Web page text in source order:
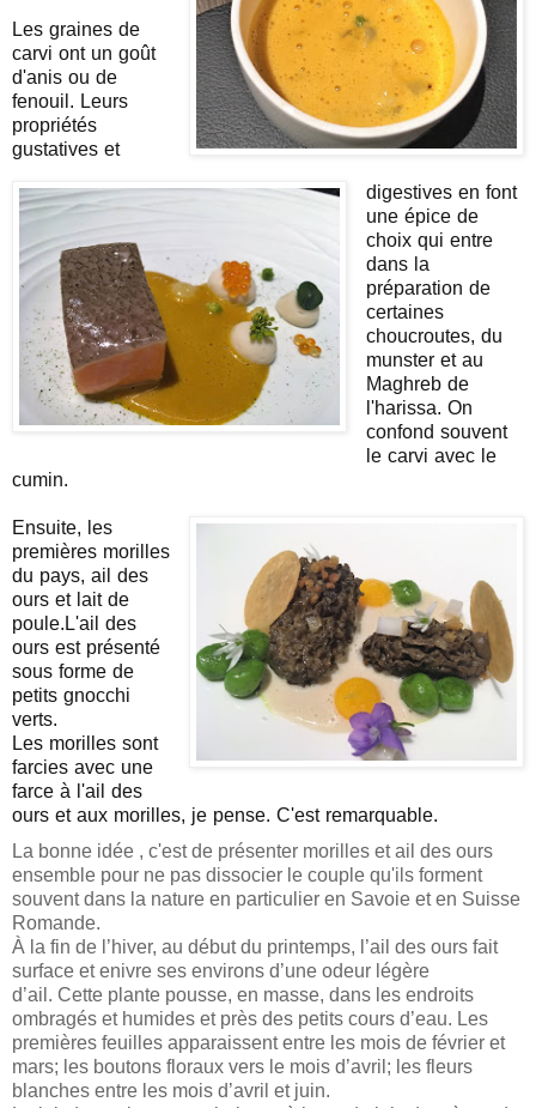
Les graines de
carvi ont un goût
d'anis ou de
fenouil. Leurs
propriétés
gustatives et
digestives en font
une épice de
choix qui entre
dans la
préparation de
certaines
choucroutes, du
munster et au
Maghreb de
l'harissa. On
confond souvent
le carvi avec le
cumin.
Ensuite, les
premières morilles
du pays, ail des
ours et lait de
poule.L'ail des
ours est présenté
sous forme de
petits gnocchi
verts.
Les morilles sont
farcies avec une
farce à l'ail des
ours et aux morilles, je pense. C'est remarquable.
La bonne idée , c'est de présenter morilles et ail des ours
ensemble pour ne pas dissocier le couple qu'ils forment
souvent dans la nature en particulier en Savoie et en Suisse
Romande.
À la fin de l’hiver, au début du printemps, l’ail des ours fait
surface et enivre ses environs d’une odeur légère
d’ail. Cette plante pousse, en masse, dans les endroits
ombragés et humides et près des petits cours d’eau. Les
premières feuilles apparaissent entre les mois de février et
mars; les boutons floraux vers le mois d’avril; les fleurs
blanches entre les mois d’avril et juin.